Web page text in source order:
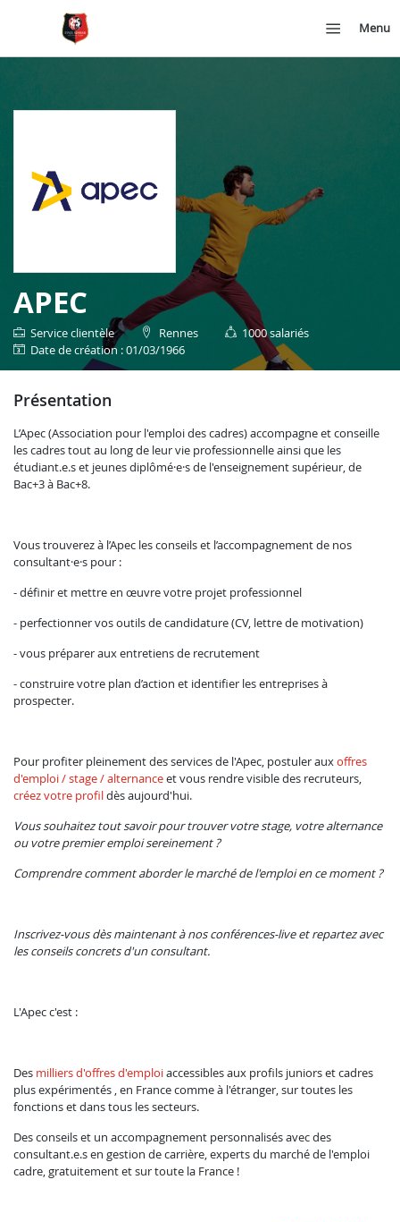
Menu
APEC
Service clientèle Rennes
1000 salariés
date de création : 01/03/1966
présentation
L’Apec (Association pour l'emploi des cadres) accompagne et conseille
les cadres tout au long de leur vie professionnelle ainsi que les
étudiant.e.s et jeunes diplômé·e·s de l'enseignement supérieur, de
Bac+3 à Bac+8.
Vous trouverez à l’Apec les conseils et l’accompagnement de nos
consultant·e·s pour :
- définir et mettre en œuvre votre projet professionnel
- perfectionner vos outils de candidature (CV, lettre de motivation)
- vous préparer aux entretiens de recrutement
- construire votre plan d’action et identifier les entreprises à
prospecter.
Pour profiter pleinement des services de l'Apec, postuler auxoffres
d'emploi / stage / alternanceet vous rendre visible des recruteurs,
créez votre profildès aujourd'hui.
Vous souhaitez tout savoir pour trouver votre stage, votre alternance
ou votre premier emploi sereinement ?
Comprendre comment aborder le marché de l'emploi en ce moment ?
Inscrivez-vous dès maintenant à nos conférences-live et repartez avec
les conseils concrets d'un consultant.
L'Apec c'est :
Des milliers d'offres d'emploiaccessibles aux profils juniors et cadres
plus expérimentés , en France comme à l'étranger, sur toutes les
fonctions et dans tous les secteurs.
Des conseils et un accompagnement personnalisés avec des
consultant.e.s en gestion de carrière, experts du marché de l'emploi
cadre, gratuitement et sur toute la France !